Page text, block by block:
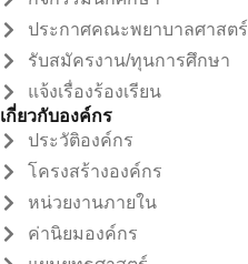
ประกาศคณะพยาบาลศาสตร์
รับสมัครงาน/ทุนการศึกษา
แจ้งเรื่องร้องเรียน
เกี่ยวกับองค์กร
ประวัติองค์กร
โครงสร้างองค์กร
หน่วยงานภายใน
ค่านิยมองค์กร